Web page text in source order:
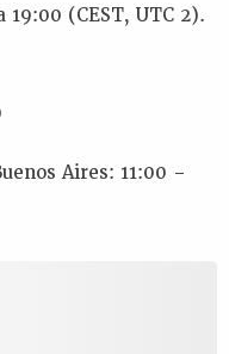
(CEST, UTC 2).
Aires: 11:00 –